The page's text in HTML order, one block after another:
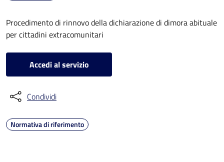
Procedimento di rinnovo della dichiarazione di dimora abituale
per cittadini extracomunitari
Accedi al servizio
Condividi
Normativa di riferimento